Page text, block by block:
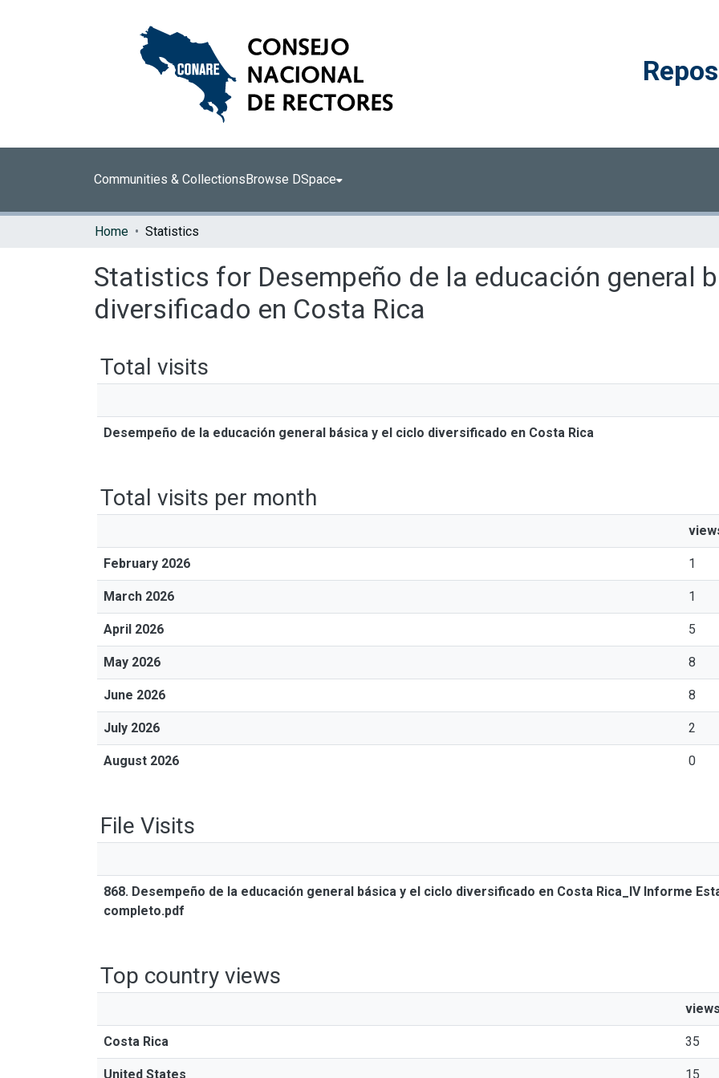
Communities & CollectionsBrowse DSpace
Home Statistics
Statistics for Desempeño de la educación general
diversificado en Costa Rica
Total visits
Desempeño de la educación general básica y el ciclo diversificado en Costa Rica
Total visits per month
February 2026 1
March 2026 1
April 2026 5
May 2026 8
June 2026 8
July 2026 2
August 2026 0
File Visits
868. Desempeño de la educación general básica y el ciclo diversificado en Costa Rica_IV Informe
completo.pdf
Top country views
Costa Rica 35
United States 15